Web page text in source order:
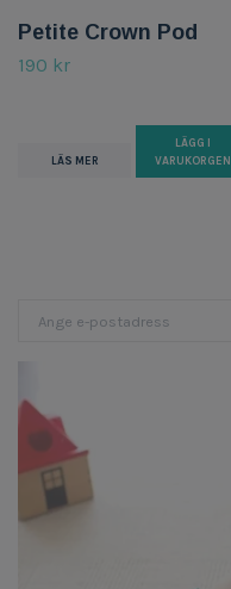
Petite Crown Pod
190 kr
LÄS MER
LÄGG I
VARUKORGEN